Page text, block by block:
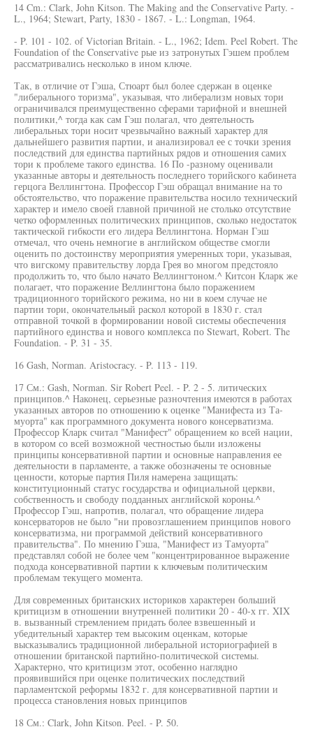
14 Cm.: Clark, John Kitson. The Making and the Conservative Party. -
L., 1964; Stewart, Party, 1830 - 1867. - L.: Longman, 1964.
- P. 101 - 102. of Victorian Britain. - L., 1962; Idem. Peel Robert. The
Foundation of the Conservative рые из затронутых Гэшем проблем
рассматривались несколько в ином ключе.
Так, в отличие от Гэша, Стюарт был более сдержан в оценке
"либерального торизма", указывая, что либерализм новых тори
ограничивался преимущественно сферами тарифной и внешней
политики,^ тогда как сам Гэш полагал, что деятельность
либеральных тори носит чрезвычайно важный характер для
дальнейшего развития партии, и анализировал ее с точки зрения
последствий для единства партийных рядов и отношения самих
тори к проблеме такого единства. 16 По -разному оценивали
указанные авторы и деятельность последнего торийского кабинета
герцога Веллингтона. Профессор Гэш обращал внимание на то
обстоятельство, что поражение правительства носило технический
характер и имело своей главной причиной не столько отсутствие
четко оформленных политических принципов, сколько недостаток
тактической гибкости его лидера Веллингтона. Норман Гэш
отмечал, что очень немногие в английском обществе смогли
оценить по достоинству мероприятия умеренных тори, указывая,
что вигскому правительству лорда Грея во многом предстояло
продолжить то, что было начато Веллингтоном.^ Китсон Кларк же
полагает, что поражение Веллингтона было поражением
традиционного торийского режима, но ни в коем случае не
партии тори, окончательный раскол которой в 1830 г. стал
отправной точкой в формировании новой системы обеспечения
партийного единства и нового комплекса по Stewart, Robert. The
Foundation. - P. 31 - 35.
16 Gash, Norman. Aristocracy. - P. 113 - 119.
17 См.: Gash, Norman. Sir Robert Peel. - P. 2 - 5. литических
принципов.^ Наконец, серьезные разночтения имеются в работах
указанных авторов по отношению к оценке "Манифеста из Та-
муорта" как программного документа нового консерватизма.
Профессор Кларк считал "Манифест" обращением ко всей нации,
в котором со всей возможной честностью были изложены
принципы консервативной партии и основные направления ее
деятельности в парламенте, а также обозначены те основные
ценности, которые партия Пиля намерена защищать:
конституционный статус государства и официальной церкви,
собственность и свободу подданных английской короны.^
Профессор Гэш, напротив, полагал, что обращение лидера
консерваторов не было "ни провозглашением принципов нового
консерватизма, ни программой действий консервативного
правительства". По мнению Гэша, "Манифест из Тамуорта"
представлял собой не более чем "концентрированное выражение
подхода консервативной партии к ключевым политическим
проблемам текущего момента.
Для современных британских историков характерен больший
критицизм в отношении внутренней политики 20 - 40-х гг. XIX
в. вызванный стремлением придать более взвешенный и
убедительный характер тем высоким оценкам, которые
высказывались традиционной либеральной историографией в
отношении британской партийно-политической системы.
Характерно, что критицизм этот, особенно наглядно
проявившийся при оценке политических последствий
парламентской реформы 1832 г. для консервативной партии и
процесса становления новых принципов
18 См.: Clark, John Kitson. Peel. - P. 50.